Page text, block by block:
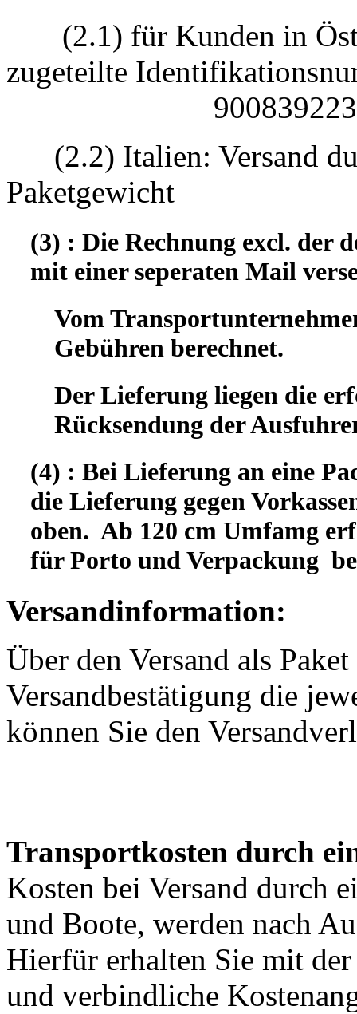
(2.1) für Kunden in
zugeteilte
(2.2) Italien: Versand
Paketgewicht
(3) : Die Rechnung excl. der
mit einer seperaten Mail
Vom
Gebühren berechnet.
Der Lieferung liegen die
Rücksendung der
(4) : Bei Lieferung an eine
die Lieferung gegen
oben. Ab 120 cm Umfamg
für Porto und Verpackung
Versandinformation:
Über den Versand als
Versandbestätigung die
können Sie den
Transportkosten durch
Kosten bei Versand durch
und Boote, werden nach
Hierfür erhalten Sie mit
und verbindliche